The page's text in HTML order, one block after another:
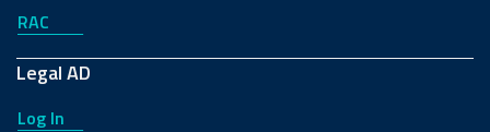
RAC
Legal AD
Log In